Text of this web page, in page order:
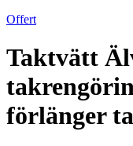
Offert
Taktvätt
förlänger